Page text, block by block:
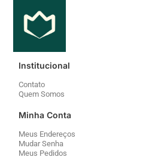
Institucional
Contato
Quem Somos
Minha Conta
Meus Endereços
Mudar Senha
Meus Pedidos